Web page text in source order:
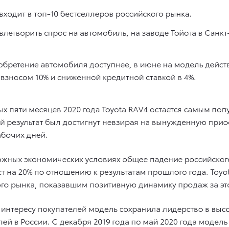
в топ-10 бестселлеров российского рынка.
спрос на автомобиль, на заводе Тойота в
автомобиля доступнее, в июне на модель
10% и сниженной кредитной ставкой в 4%.
пяти месяцев 2020 года Toyota RAV4 остается самым
результат был достигнут невзирая на вынужденную
дней.
экономических условиях общее падение
на 20% по отношению к результатам прошлого года.
рынка, показавшим позитивную динамику продаж за
покупателей модель сохранила лидерство в
в России. С декабря 2019 года по май 2020 года